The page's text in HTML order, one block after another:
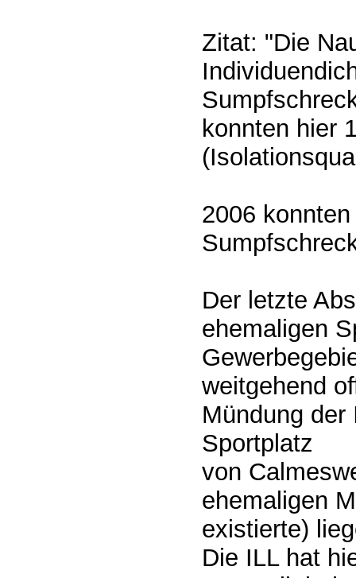
Zitat: "Die
konnten hier
2006
Der letzte
ehemaligen
weitgehend
Mündung der
Sportplatz
von
ehemaligen
existierte)
Die ILL hat